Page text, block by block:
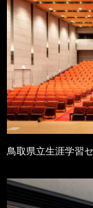
鳥取県立生涯学習